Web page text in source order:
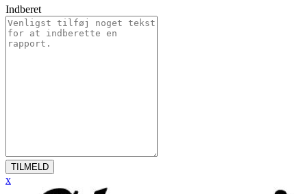
Indberet
TILMELD
x